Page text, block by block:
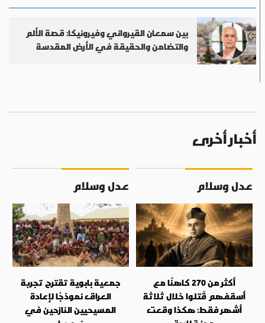
بين سمعان القيرواني وفيرونيكا: قصة الألم
والتضامن والحقيقة في الأرض المقدسة
أخبار أخرى
عدل وسلام
أكثر من 270 كاهنًا مع
أسقفهم قُتلوا خلال ثلاثة
أشهر فقط: هكذا وقعت
عدل وسلام
جمعية بابوية تقترح تجربة
العراق نموذجًا لإعادة
المسيحيين النازحين في